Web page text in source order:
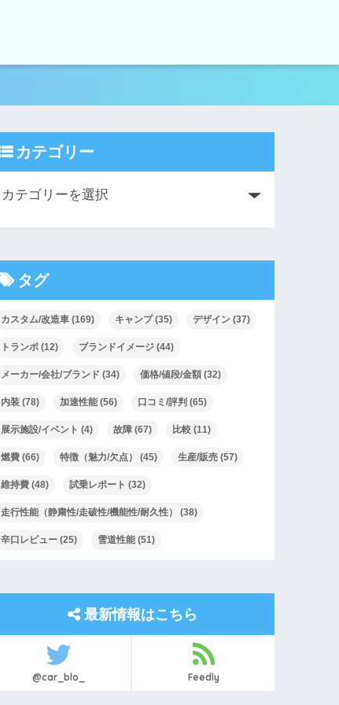
カテゴリー
タグ
カスタム/改造車 (169) キャンプ(35) デザイン (37)
トランポ (12) ブランドイメージ (44)
メーカー/会社/ブランド (34) 価格/値段/金額 (32)
内装 (78) 加速性能 (56) 口コミ/評判 (65)
展示施設/イベント (4) 故障 (67) 比較 (11)
燃費 (66) 特徴（魅力/欠点） (45) 生産/販売 (57)
維持費 (48) 試乗レポート (32)
走行性能（静粛性/走破性/機能性/耐久性） (38)
辛口レビュー (25) 雪道性能 (51)
最新情報はこちら
@car_blo_ Feedly